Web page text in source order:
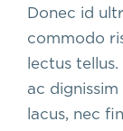
Donec id
commodo
lectus
ac dignissim
lacus, nec